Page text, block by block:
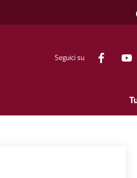
Seguici su